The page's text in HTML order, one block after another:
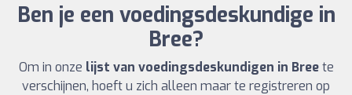
Ben je een voedingsdeskundige in
Bree?
Om in onze lijst van voedingsdeskundigen in Breete
verschijnen, hoeft u zich alleen maar te registreren op